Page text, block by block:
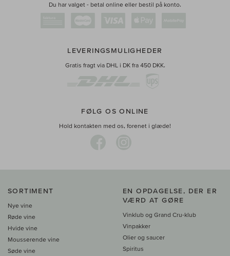
Du har valget - betal online eller bestil på konto.
LEVERINGSMULIGHEDER
Gratis fragt via DHL i DK fra 450 DKK.
FØLG OS ONLINE
Hold kontakten med os, forenet i glæde!
SORTIMENT
Nye vine
Røde vine
Hvide vine
Mousserende vine
Søde vine
EN OPDAGELSE, DER ER
VÆRD AT GØRE
Vinklub og Grand Cru-klub
Vinpakker
Olier og saucer
Spiritus